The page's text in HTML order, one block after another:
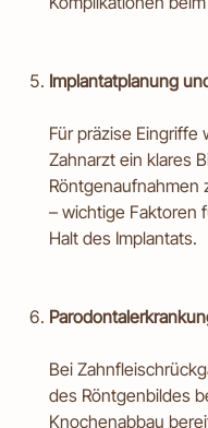
Implantatplanung
Für präzise Eingriffe
Zahnarzt ein klares
– wichtige Faktoren
Halt des Implantats.
Bei
des Röntgenbildes
Knochenabbau